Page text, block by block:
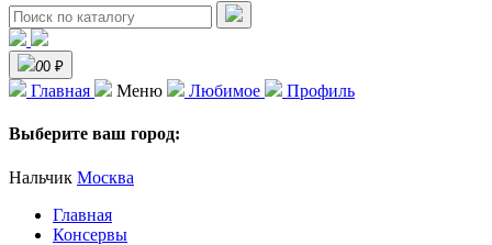
00 ₽
Главная Меню Любимое Профиль
Выберите ваш город:
Нальчик Москва
Главная
Консервы